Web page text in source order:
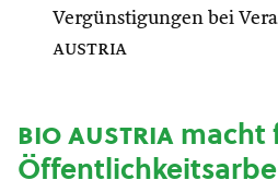
Vergünstigungen bei
austria
bio austriamacht